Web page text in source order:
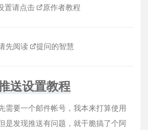
置请点击 原作者教程
先阅读 提问的智慧
送设置教程
需要一个邮件帐号，我本来打算使用
是发现推送有问题，就干脆搞了个阿